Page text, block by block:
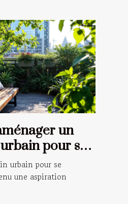
un
pour se
urbain pour se
une aspiration